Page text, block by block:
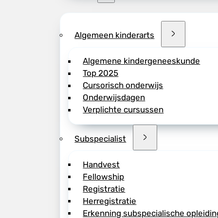
Algemeen kinderarts
Algemene kindergeneeskunde
Top 2025
Cursorisch onderwijs
Onderwijsdagen
Verplichte cursussen
Subspecialist
Handvest
Fellowship
Registratie
Herregistratie
Erkenning subspecialische